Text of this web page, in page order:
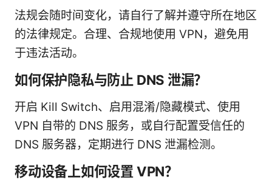
法规会随时间变化，请自行了解并遵守所在地区
的法律规定。合理、合规地使用 VPN，避免用
于违法活动。
如何保护隐私与防止 DNS 泄漏？
开启 Kill Switch、启用混淆/隐藏模式、使用
VPN 自带的 DNS 服务，或自行配置受信任的
DNS 服务器，定期进行 DNS 泄漏检测。
移动设备上如何设置 VPN？